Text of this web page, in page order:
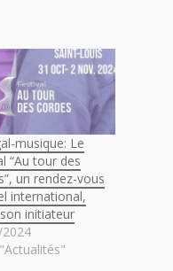
musique: Le
“Au tour des
un rendez-vous
international,
initiateur